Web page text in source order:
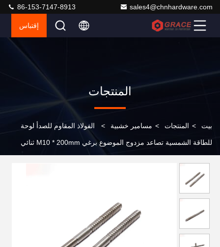
sales4@chnhardware.com
86-153-7147-8913
إقتباس
المنتجات
بيت > المنتجات > مسامير خشبية > الفولاذ المقاوم للصدأ لوحة
للطاقة الشمسية تصاعد مزدوج الموضوع برغي M10 * 200mm ثنائي